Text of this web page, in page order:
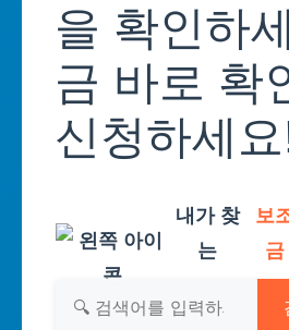
을 확인하
금 바로 확
신청하세
내가 찾
는
보
금